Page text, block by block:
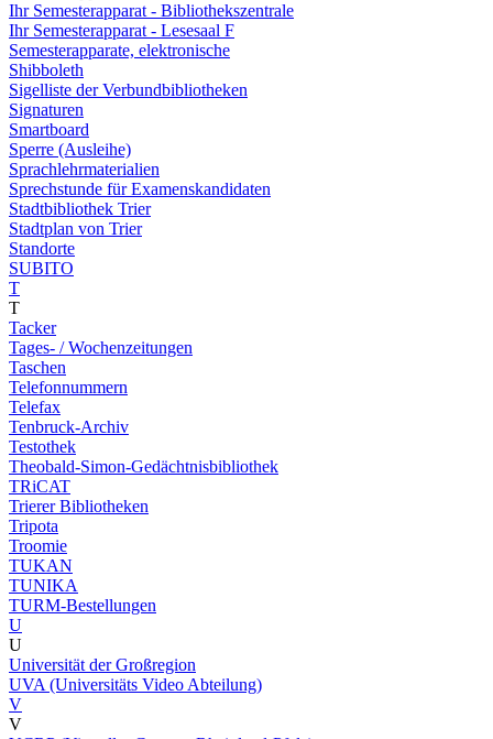
Ihr Semesterapparat - Bibliothekszentrale
Ihr Semesterapparat - Lesesaal F
Semesterapparate, elektronische
Shibboleth
Sigelliste der Verbundbibliotheken
Signaturen
Smartboard
Sperre (Ausleihe)
Sprachlehrmaterialien
Sprechstunde für Examenskandidaten
Stadtbibliothek Trier
Stadtplan von Trier
Standorte
SUBITO
T
T
Tacker
Tages- / Wochenzeitungen
Taschen
Telefonnummern
Telefax
Tenbruck-Archiv
Testothek
Theobald-Simon-Gedächtnisbibliothek
TRiCAT
Trierer Bibliotheken
Tripota
Troomie
TUKAN
TUNIKA
TURM-Bestellungen
U
U
Universität der Großregion
UVA (Universitäts Video Abteilung)
V
V